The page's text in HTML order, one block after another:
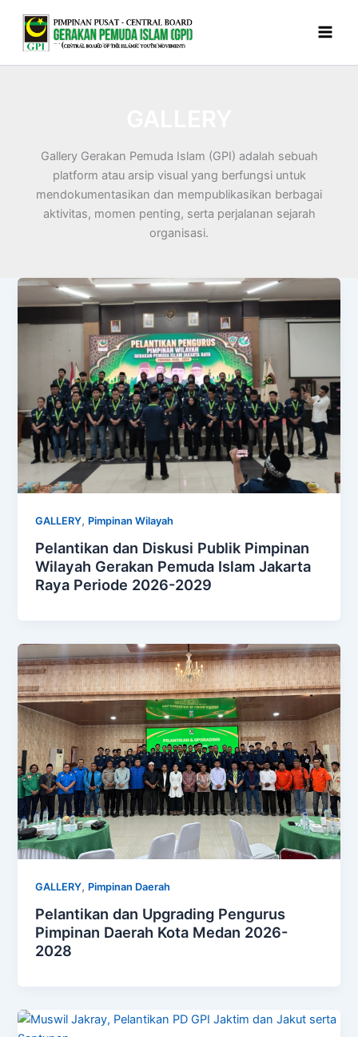
content
Gallery Gerakan Pemuda Islam (GPI) adalah sebuah
platform atau arsip visual yang berfungsi untuk
mendokumentasikan dan mempublikasikan berbagai
aktivitas, momen penting, serta perjalanan sejarah
organisasi.
GALLERY, Pimpinan Wilayah
Pelantikan dan Diskusi Publik Pimpinan
Wilayah Gerakan Pemuda Islam Jakarta
Raya Periode 2026-2029
GALLERY, Pimpinan Daerah
Pelantikan dan Upgrading Pengurus
Pimpinan Daerah Kota Medan 2026-
2028